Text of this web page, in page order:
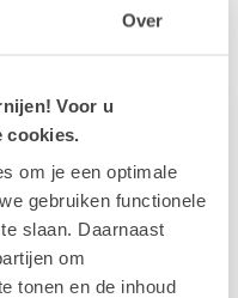
Over
Voor u
om je een optimale
gebruiken functionele
slaan. Daarnaast
om
tonen en de inhoud